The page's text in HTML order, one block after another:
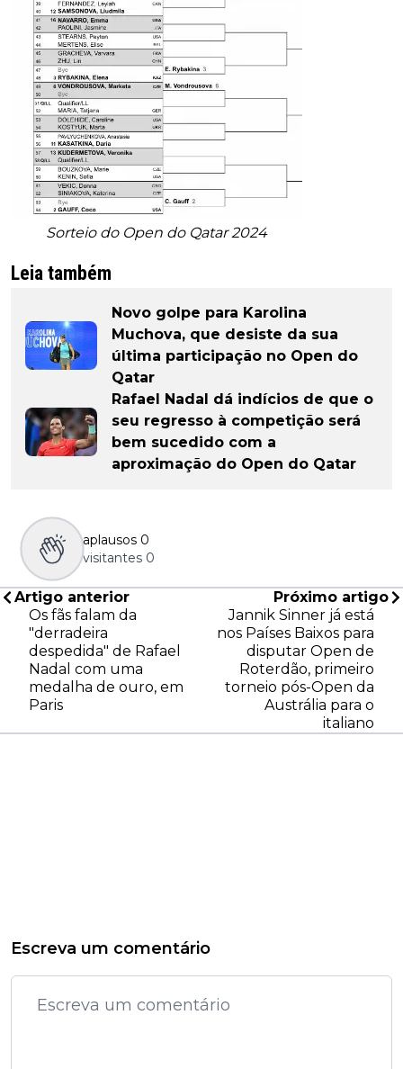
Sorteio do Open do Qatar 2024
Leia também
Novo golpe para Karolina
Muchova, que desiste da sua
última participação no Open do
Qatar
Rafael Nadal dá indícios de que o
seu regresso à competição será
bem sucedido com a
aproximação do Open do Qatar
aplausos 0
visitantes 0
Artigo anterior
Os fãs falam da
"derradeira
despedida" de Rafael
Nadal com uma
medalha de ouro, em
Paris
Próximo artigo
Jannik Sinner já está
nos Países Baixos para
disputar Open de
Roterdão, primeiro
torneio pós-Open da
Austrália para o
italiano
Escreva um comentário